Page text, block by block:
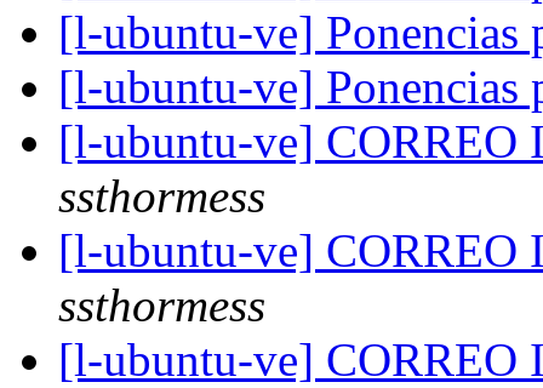
[l-ubuntu-ve] Ponencias
[l-ubuntu-ve] Ponencias
[l-ubuntu-ve]
ssthormess
[l-ubuntu-ve]
ssthormess
[l-ubuntu-ve]